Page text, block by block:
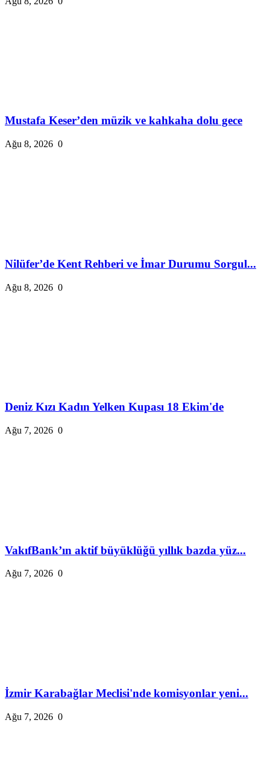
Mustafa Keser’den müzik ve kahkaha dolu gece
Ağu 8, 2026 0
Nilüfer’de Kent Rehberi ve İmar Durumu Sorgul...
Ağu 8, 2026 0
Deniz Kızı Kadın Yelken Kupası 18 Ekim'de
Ağu 7, 2026 0
VakıfBank’ın aktif büyüklüğü yıllık bazda yüz...
Ağu 7, 2026 0
İzmir Karabağlar Meclisi'nde komisyonlar yeni...
Ağu 7, 2026 0